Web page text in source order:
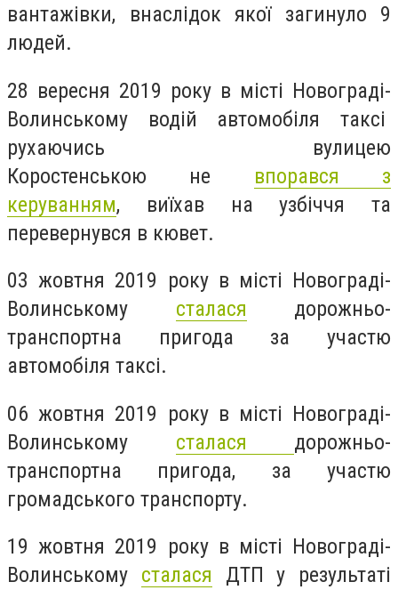
вантажівки, внаслідок якої загинуло 9
людей.
28 вересня 2019 року в місті Новограді-
Волинському водій автомобіля таксі
рухаючись вулицею
Коростенською не впорався з
керуванням, виїхав на узбіччя та
перевернувся в кювет.
03 жовтня 2019 року в місті Новограді-
Волинському сталася дорожньо-
транспортна пригода за участю
автомобіля таксі.
06 жовтня 2019 року в місті Новограді-
Волинському сталася дорожньо-
транспортна пригода, за участю
громадського транспорту.
19 жовтня 2019 року в місті Новограді-
Волинському сталася ДТП у результаті